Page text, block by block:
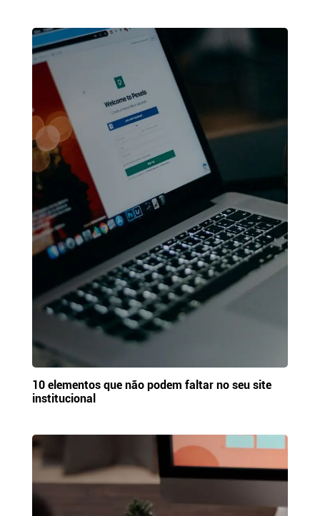
10 elementos que não podem faltar no seu site
institucional